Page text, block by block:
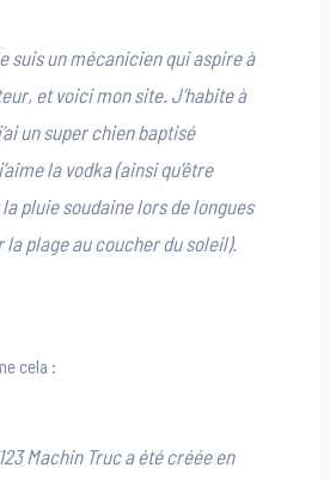
suis un mécanicien qui aspire à
et voici mon site. J’habite à
un super chien baptisé
la vodka (ainsi qu’être
pluie soudaine lors de longues
la plage au coucher du soleil).
cela :
Machin Truc a été créée en